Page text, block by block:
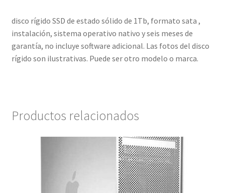
disco rígido SSD de estado sólido de 1Tb, formato sata ,
instalación, sistema operativo nativo y seis meses de
garantía, no incluye software adicional. Las fotos del disco
rígido son ilustrativas. Puede ser otro modelo o marca.
Productos relacionados